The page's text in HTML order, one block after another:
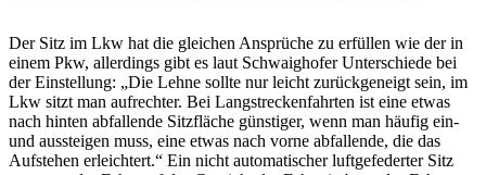
Der Sitz im Lkw hat die gleichen Ansprüche zu erfüllen wie der in
einem Pkw, allerdings gibt es laut Schwaighofer Unterschiede bei
der Einstellung: „Die Lehne sollte nur leicht zurückgeneigt sein, im
Lkw sitzt man aufrechter. Bei Langstreckenfahrten ist eine etwas
nach hinten abfallende Sitzfläche günstiger, wenn man häufig ein-
und aussteigen muss, eine etwas nach vorne abfallende, die das
Aufstehen erleichtert.“ Ein nicht automatischer luftgefederter Sitz